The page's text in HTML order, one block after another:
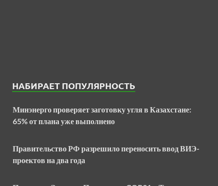
НАБИРАЕТ ПОПУЛЯРНОСТЬ
Минэнерго проверяет заготовку угля в Казахстане:
65% от плана уже выполнено
Правительство РФ разрешило переносить ввод ВИЭ-
проектов на два года